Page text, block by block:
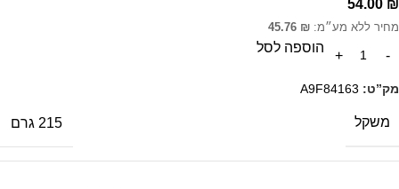
54.00 ₪
מחיר ללא מע״מ: 45.76 ₪
הוספה לסל
מק”ט: A9F84163
משקל 215 גרם